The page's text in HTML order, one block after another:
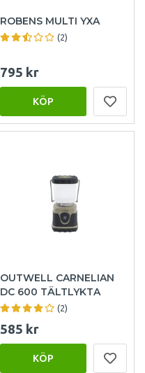
ROBENS MULTI YXA
(2)
795 kr
KÖP
OUTWELL CARNELIAN
DC 600 TÄLTLYKTA
(2)
585 kr
KÖP